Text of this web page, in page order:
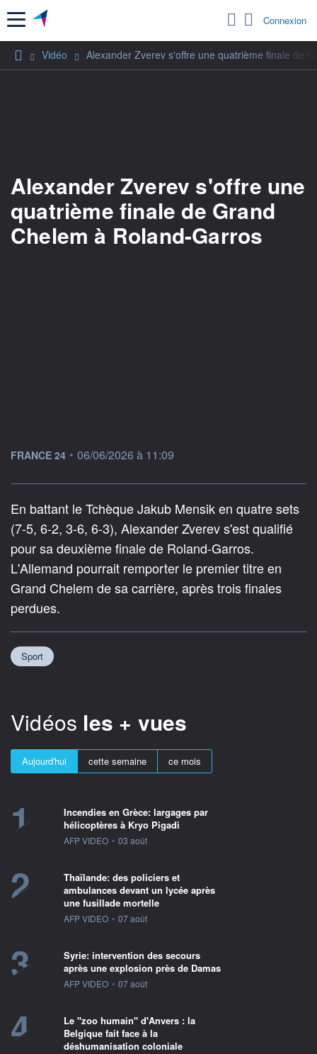
Menu Connexion
Vidéo Alexander Zverev s'offre une quatrième finale de
Alexander Zverev s'offre une
quatrième finale de Grand
Chelem à Roland-Garros
information fournie par
FRANCE 24 • 06/06/2026 à 11:09
En battant le Tchèque Jakub Mensik en quatre sets
(7-5, 6-2, 3-6, 6-3), Alexander Zverev s'est qualifié
pour sa deuxième finale de Roland-Garros.
L'Allemand pourrait remporter le premier titre en
Grand Chelem de sa carrière, après trois finales
perdues.
Sport
Vidéos les + vues
Aujourd'hui cette semaine ce mois
1
Incendies en Grèce: largages par
hélicoptères à Kryo Pigadi
information fournie par
AFP VIDEO • 03 août
2
Thaïlande: des policiers et
ambulances devant un lycée après
une fusillade mortelle
information fournie par
AFP VIDEO • 07 août
3
Syrie: intervention des secours
après une explosion près de Damas
information fournie par
AFP VIDEO • 07 août
4
Le "zoo humain" d'Anvers : la
Belgique fait face à la
déshumanisation coloniale